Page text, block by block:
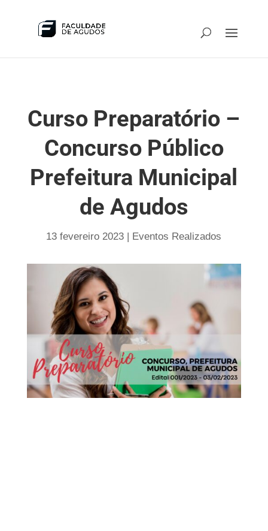
Curso Preparatório –
Concurso Público
Prefeitura Municipal
de Agudos
13 fevereiro 2023 | Eventos Realizados